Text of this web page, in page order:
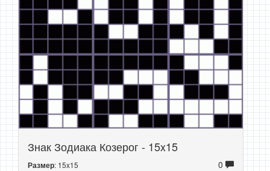
Знак Зодиака Козерог - 15x15
Размер: 15x15
0